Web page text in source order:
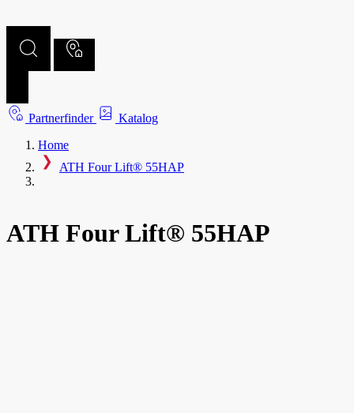
Partnerfinder
Katalog
Home
ATH Four Lift® 55HAP
ATH Four Lift® 55HAP